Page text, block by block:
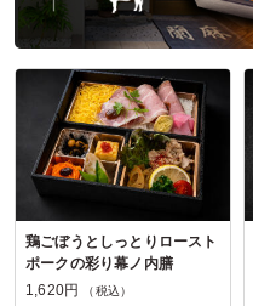
鶏ごぼうとしっとりロースト
ポークの彩り幕ノ内膳
1,620円
（税込）